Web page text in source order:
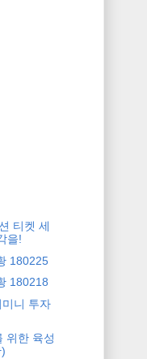
티켓 세
을!
180225
180218
니 투자
위한 육성